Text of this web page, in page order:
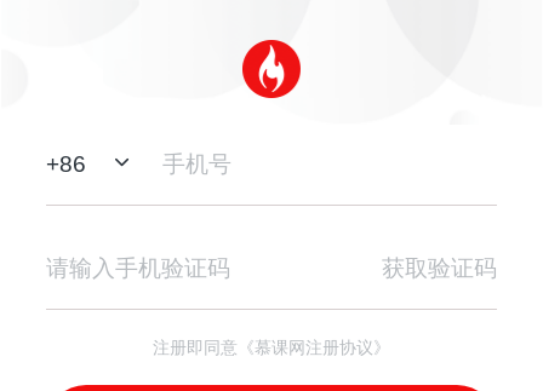
+86
获取验证码
注册即同意《慕课网注册协议》